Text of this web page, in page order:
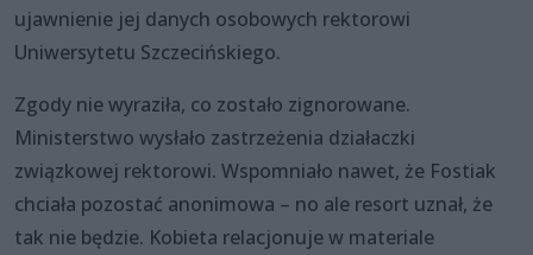
ujawnienie jej danych osobowych rektorowi
Uniwersytetu Szczecińskiego.
Zgody nie wyraziła, co zostało zignorowane.
Ministerstwo wysłało zastrzeżenia działaczki
związkowej rektorowi. Wspomniało nawet, że Fostiak
chciała pozostać anonimowa – no ale resort uznał, że
tak nie będzie. Kobieta relacjonuje w materiale